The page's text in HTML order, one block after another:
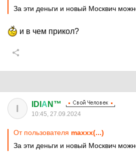
За эти деньги и новый Москвич
и в чем прикол?
I IDI А N™
10:45, 27.09.2024
От пользователя maxxx(...)
За эти деньги и новый Москвич